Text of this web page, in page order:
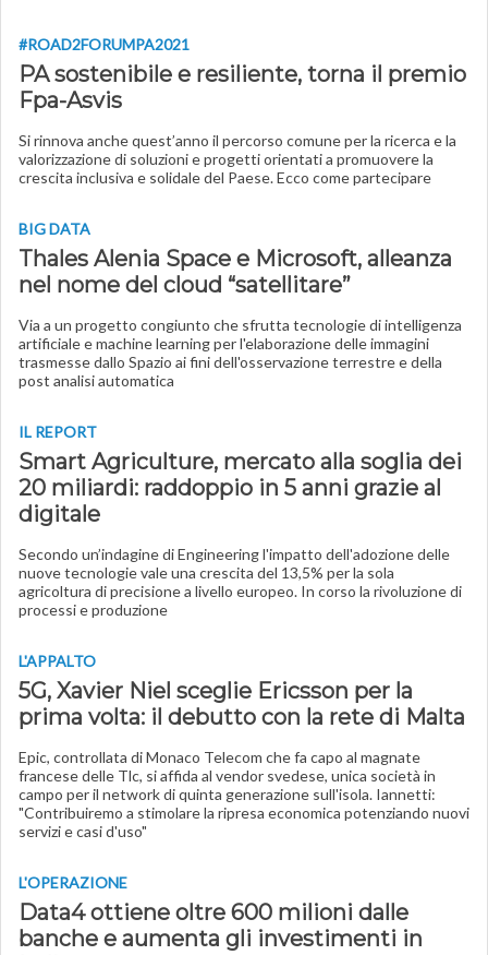
#ROAD2FORUMPA2021
PA sostenibile e resiliente, torna il premio
Fpa-Asvis
Si rinnova anche quest’anno il percorso comune per la ricerca e la
valorizzazione di soluzioni e progetti orientati a promuovere la
crescita inclusiva e solidale del Paese. Ecco come partecipare
BIG DATA
Thales Alenia Space e Microsoft, alleanza
nel nome del cloud “satellitare”
Via a un progetto congiunto che sfrutta tecnologie di intelligenza
artificiale e machine learning per l'elaborazione delle immagini
trasmesse dallo Spazio ai fini dell'osservazione terrestre e della
post analisi automatica
IL REPORT
Smart Agriculture, mercato alla soglia dei
20 miliardi: raddoppio in 5 anni grazie al
digitale
Secondo un’indagine di Engineering l'impatto dell'adozione delle
nuove tecnologie vale una crescita del 13,5% per la sola
agricoltura di precisione a livello europeo. In corso la rivoluzione di
processi e produzione
L'APPALTO
5G, Xavier Niel sceglie Ericsson per la
prima volta: il debutto con la rete di Malta
Epic, controllata di Monaco Telecom che fa capo al magnate
francese delle Tlc, si affida al vendor svedese, unica società in
campo per il network di quinta generazione sull'isola. Iannetti:
"Contribuiremo a stimolare la ripresa economica potenziando nuovi
servizi e casi d'uso"
L'OPERAZIONE
Data4 ottiene oltre 600 milioni dalle
banche e aumenta gli investimenti in